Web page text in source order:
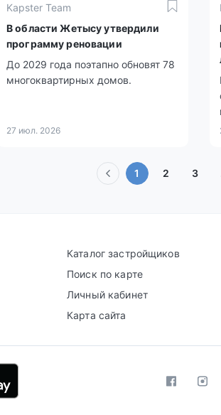
Kapster Team
В области Жетысу утвердили
программу реновации
До 2029 года поэтапно обновят 78
многоквартирных домов.
27 июл. 2026
1 (текущая)
2 3
Каталог застройщиков
Поиск по карте
Личный кабинет
Карта сайта